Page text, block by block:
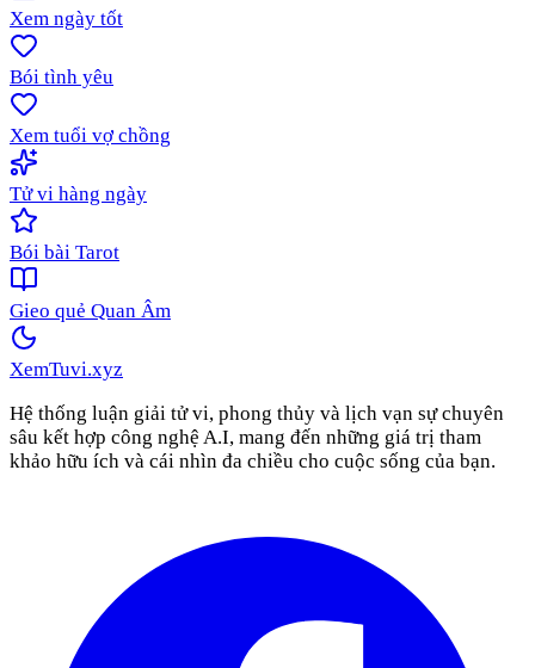
Xem ngày tốt
Bói tình yêu
Xem tuổi vợ chồng
Tử vi hàng ngày
Bói bài Tarot
Gieo quẻ Quan Âm
XemTuvi.xyz
Hệ thống luận giải tử vi, phong thủy và lịch vạn sự chuyên
sâu kết hợp công nghệ A.I, mang đến những giá trị tham
khảo hữu ích và cái nhìn đa chiều cho cuộc sống của bạn.